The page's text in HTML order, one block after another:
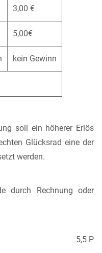
3,00 €
5,00€
kein Gewinn
soll ein höherer Erlös
Glücksrad eine der
werden.
durch Rechnung oder
5,5 P